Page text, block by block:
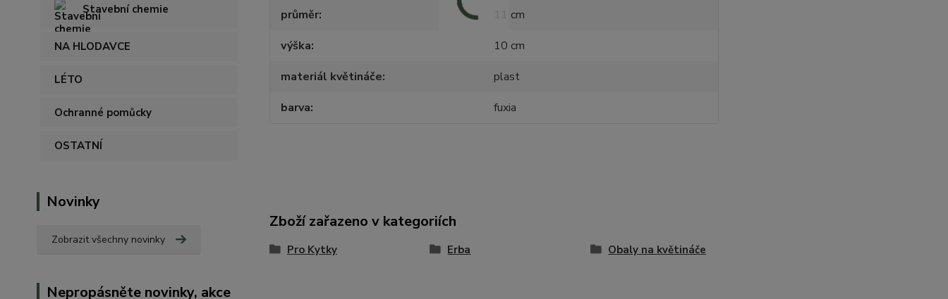
Stavební chemie
NA HLODAVCE
LÉTO
Ochranné pomůcky
OSTATNÍ
Novinky
Zobrazit všechny novinky
Nepropásněte novinky, akce
průměr
11 cm
výška
10 cm
materiál květináče
plast
barva
fuxia
Zboží zařazeno v kategoriích
Pro Kytky Erba Obaly na květináče